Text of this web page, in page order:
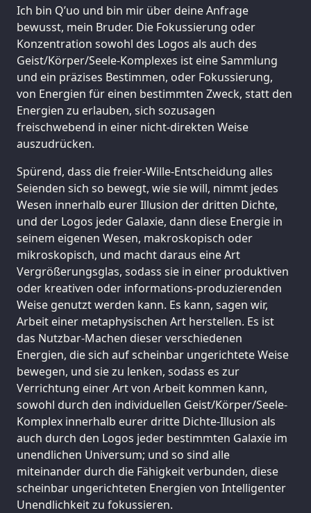
Ich bin Q’uo und bin mir über deine Anfrage
bewusst, mein Bruder. Die Fokussierung oder
Konzentration sowohl des Logos als auch des
Geist/Körper/Seele-Komplexes ist eine Sammlung
und ein präzises Bestimmen, oder Fokussierung,
von Energien für einen bestimmten Zweck, statt den
Energien zu erlauben, sich sozusagen
freischwebend in einer nicht-direkten Weise
auszudrücken.
Spürend, dass die freier-Wille-Entscheidung alles
Seienden sich so bewegt, wie sie will, nimmt jedes
Wesen innerhalb eurer Illusion der dritten Dichte,
und der Logos jeder Galaxie, dann diese Energie in
seinem eigenen Wesen, makroskopisch oder
mikroskopisch, und macht daraus eine Art
Vergrößerungsglas, sodass sie in einer produktiven
oder kreativen oder informations-produzierenden
Weise genutzt werden kann. Es kann, sagen wir,
Arbeit einer metaphysischen Art herstellen. Es ist
das Nutzbar-Machen dieser verschiedenen
Energien, die sich auf scheinbar ungerichtete Weise
bewegen, und sie zu lenken, sodass es zur
Verrichtung einer Art von Arbeit kommen kann,
sowohl durch den individuellen Geist/Körper/Seele-
Komplex innerhalb eurer dritte Dichte-Illusion als
auch durch den Logos jeder bestimmten Galaxie im
unendlichen Universum; und so sind alle
miteinander durch die Fähigkeit verbunden, diese
scheinbar ungerichteten Energien von Intelligenter
Unendlichkeit zu fokussieren.